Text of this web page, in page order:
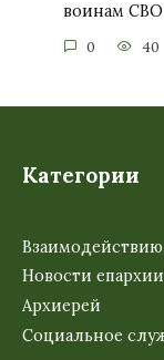
воинам СВО
0 40
Категории
Взаимодействию
Новости епархии
Архиерей
Социальное